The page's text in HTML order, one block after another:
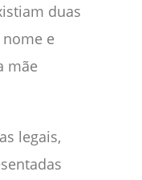
duas
e
mãe
legais,